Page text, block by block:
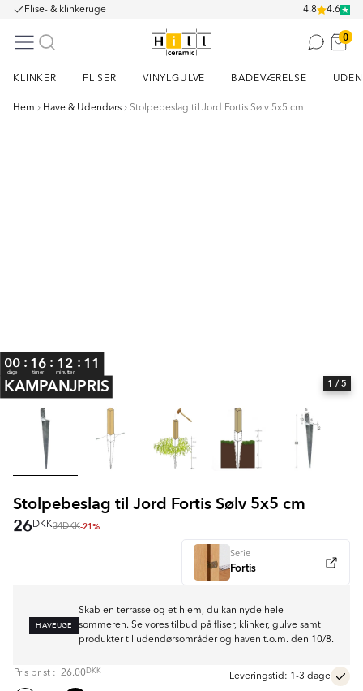
Flise- & klinkeruge 4.8 4.6
0
KLINKER FLISER VINYLGULVE BADEVÆRELSE
Hem Have & Udendørs Stolpebeslag til Jord Fortis Sølv 5x5 cm
00
dage
: 16
timer
: 12
minutter
: 11
KAMPANJPRIS 1 / 5
Stolpebeslag til Jord Fortis Sølv 5x5 cm
26DKK34DKK-21%
Serie
Fortis
HAVEUGE
Skab en terrasse og et hjem, du kan nyde hele
sommeren. Se vores tilbud på fliser, klinker, gulve samt
produkter til udendørsområder og haven t.o.m. den 10/8.
Pris pr st : 26.00DKK
Leveringstid: 1-3 dage